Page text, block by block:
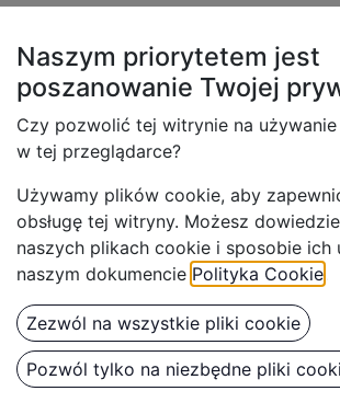
Naszym priorytetem jest
poszanowanie Twojej
Czy pozwolić tej witrynie na
w tej przeglądarce?
Używamy plików cookie, aby z
obsługę tej witryny. Możesz
naszych plikach cookie i sposobie ich
naszym dokumencie Polityka Cookie
Zezwól na wszystkie pliki cookie
Pozwól tylko na niezbędne pliki